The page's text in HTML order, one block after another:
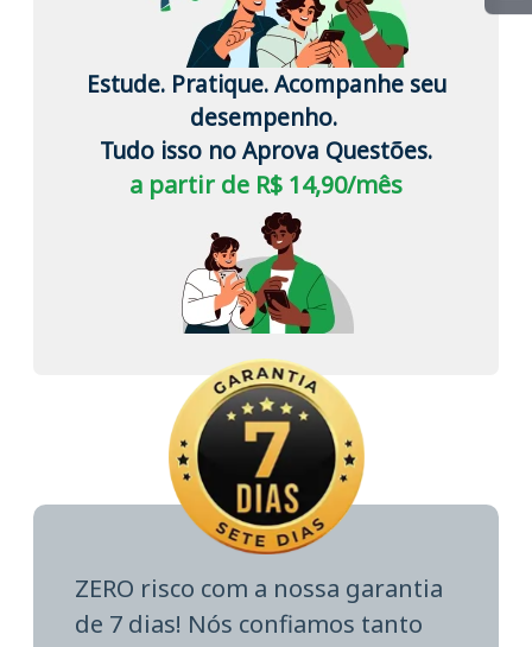
Estude. Pratique. Acompanhe seu
desempenho.
Tudo isso no Aprova Questões.
a partir de R$ 14,90/mês
ZERO risco com a nossa garantia
de 7 dias! Nós confiamos tanto